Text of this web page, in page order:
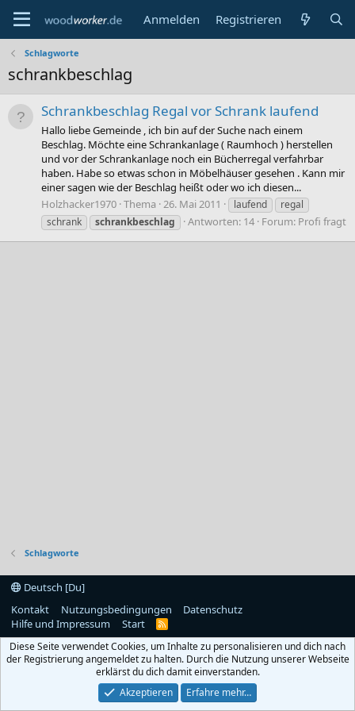
Anmelden Registrieren
Schlagworte
schrankbeschlag
Schrankbeschlag Regal vor Schrank laufend
Hallo liebe Gemeinde , ich bin auf der Suche nach einem
Beschlag. Möchte eine Schrankanlage ( Raumhoch ) herstellen
und vor der Schrankanlage noch ein Bücherregal verfahrbar
haben. Habe so etwas schon in Möbelhäuser gesehen . Kann mir
einer sagen wie der Beschlag heißt oder wo ich diesen...
Holzhacker1970 Thema 26. Mai 2011 laufend
regal
schrank
schrankbeschlag Antworten: 14 Forum: Profi fragt
Schlagworte
Deutsch [Du]
Kontakt
Nutzungsbedingungen
Datenschutz
Hilfe und Impressum
Start
R
S
Diese Seite verwendet Cookies, um Inhalte zu personalisieren und dich nach
der Registrierung angemeldet zu halten. Durch die Nutzung unserer Webseite
erklärst du dich damit einverstanden.
Akzeptieren
Erfahre mehr…